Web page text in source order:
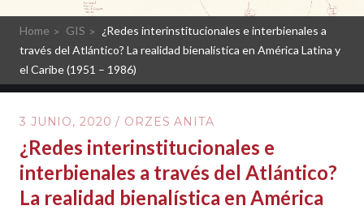
Home GIS
¿Redes interinstitucionales e interbienales a
través del Atlántico? La realidad bienalística en América Latina y
el Caribe (1951 – 1986)
3 JUNIO, 2020 / ORZES ANITA
¿Redes interinstitucionales e
interbienales a través del Atlántico?
La realidad bienalística en América